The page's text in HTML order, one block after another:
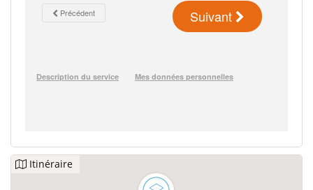
Itinéraire